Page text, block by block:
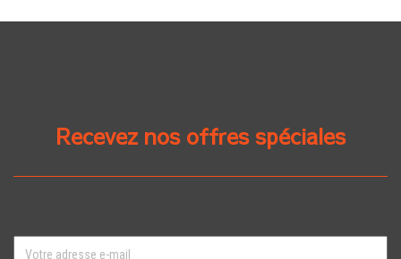
Recevez nos offres spéciales